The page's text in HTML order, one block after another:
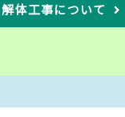
解体工事について